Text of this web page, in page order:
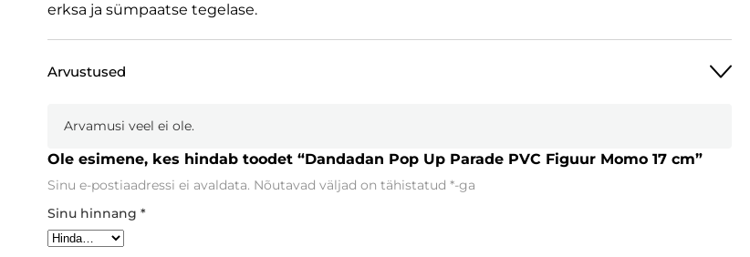
erksa ja sümpaatse tegelase.
Arvustused
Arvamusi veel ei ole.
Ole esimene, kes hindab toodet “Dandadan Pop Up Parade PVC Figuur Momo 17 cm”
Sinu e-postiaadressi ei avaldata. Nõutavad väljad on tähistatud *-ga
Sinu hinnang *